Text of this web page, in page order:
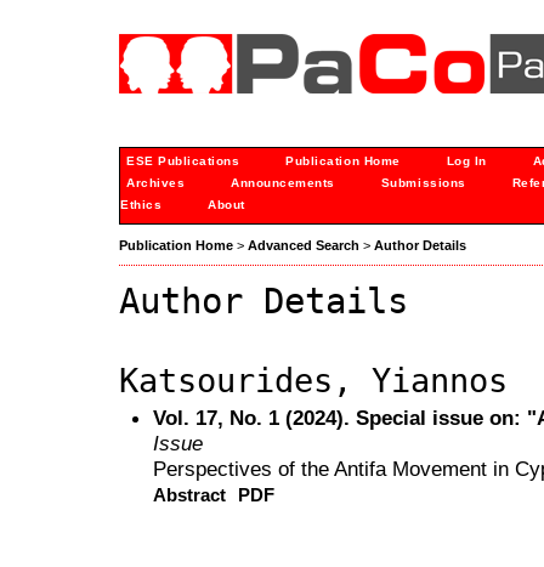
ESE Publications Publication Home Log In
Archives
Announcements Submissions
Ethics
About
Publication Home > Advanced Search > Author Details
Author Details
Katsourides, Yiannos
Vol. 17, No. 1 (2024). Special issue on:
Issue
Perspectives of the Antifa Movement in
Abstract PDF